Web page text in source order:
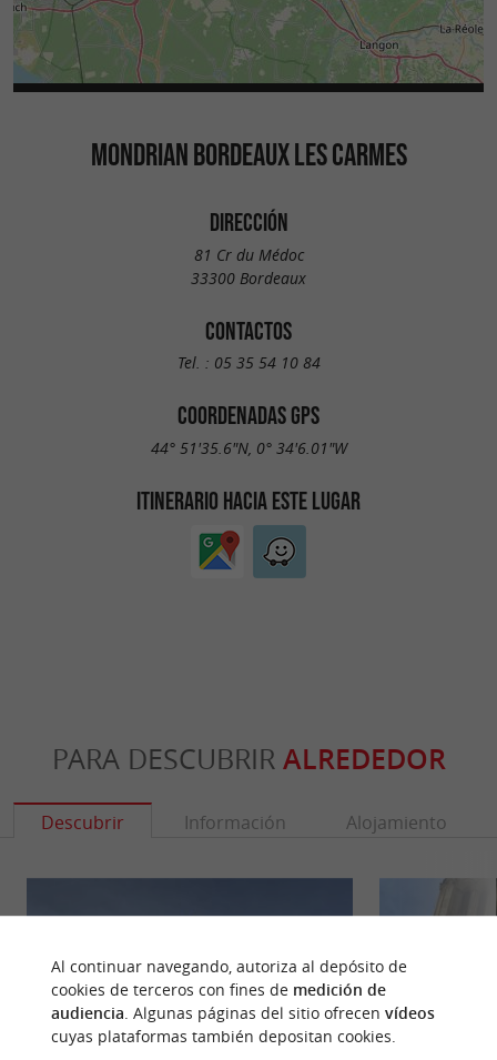
MONDRIAN BORDEAUX LES CARMES
DIRECCIÓN
81 Cr du Médoc
33300 Bordeaux
CONTACTOS
Tel. : 05 35 54 10 84
COORDENADAS GPS
44° 51'35.6"N, 0° 34'6.01"W
ITINERARIO HACIA ESTE LUGAR
PARA DESCUBRIR ALREDEDOR
Descubrir Información Alojamiento
Al continuar navegando, autoriza al depósito de
cookies de terceros con fines de medición de
audiencia . Algunas páginas del sitio ofrecen vídeos
cuyas plataformas también depositan cookies.